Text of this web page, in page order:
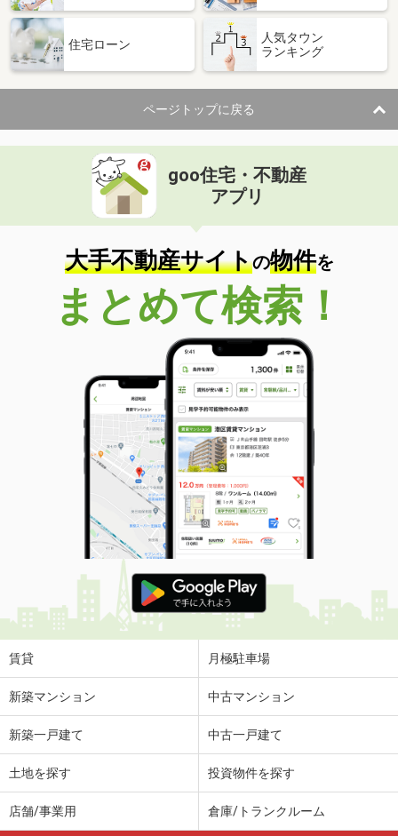
住宅ローン
人気タウン
ランキング
ページトップに戻る
goo住宅・不動産
アプリ
大手不動産サイトの物件を
まとめて検索！
賃貸 月極駐車場
新築マンション 中古マンション
新築一戸建て 中古一戸建て
土地を探す 投資物件を探す
店舗/事業用 倉庫/トランクルーム